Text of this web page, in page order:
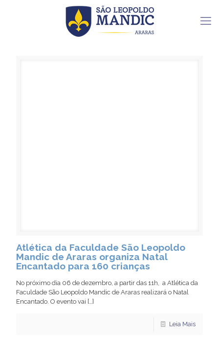
Atlética da Faculdade São Leopoldo
Mandic de Araras organiza Natal
Encantado para 160 crianças
No próximo dia 06 de dezembro, a partir das 11h, a Atlética da
Faculdade São Leopoldo Mandic de Araras realizará o Natal
Encantado. O evento vai […]
Leia Mais